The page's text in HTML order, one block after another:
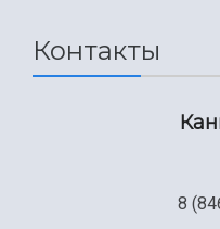
Сведения об
Контакты
8